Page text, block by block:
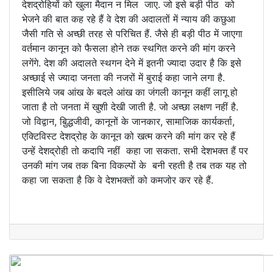
देशद्रोहियों को खुला मैदान न मिल जाए. जो इसे बड़ी पीठ को
भेजने की बात कह रहे हैं वे देश की अदालतों में न्याय की कछुआ
जैसी गति से अच्छी तरह से परिचित हैं. जैसे ही बड़ी पीठ में जाएगा
वर्तमान कानून को फैसला होने तक स्थगित करने की मांग करने
लगेंगे. देश की अदालते स्थगन देने में इतनी ज्यादा उदार है कि इसे
अच्छाई से ज्यादा जनता की नजरों में बुराई कहा जाने लगा है.
इसीलिये जब आंख के बदले आंख का जंगली कानून कहीं लागू हो
जाता है तो जनता में खुशी देखी जाती है. जो अच्छा लक्षण नहीं है.
जो विद्वान, बु़िद्धजीवी, कानूनों के जानकार, सामाजिक कार्यकर्ता,
एक्टिविस्ट देशद्रोह के कानून को खत्म करने की मांग कर रहे हैं
उन्हें देशद्रोही तो कदापि नहीं कहा जा सकता. सभी देशभक्त हैं पर
उनकी मांग जब तक बिना विकल्पों के बनी रहती है तब तक यह तो
कहा जा सकता है कि वे देशभक्तों को कमजोर कर रहे हैं.